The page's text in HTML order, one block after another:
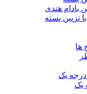
بادام هندی
تزیین پسته
ها
درجه یک
یک